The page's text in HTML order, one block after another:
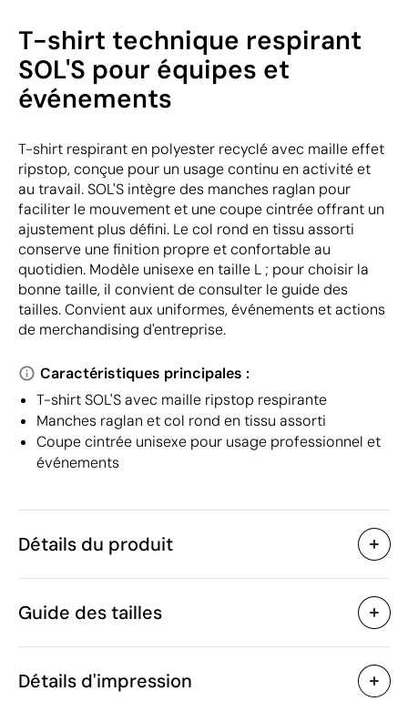
T-shirt technique respirant
SOL'S pour équipes et
événements
T-shirt respirant en polyester recyclé avec maille effet
ripstop, conçue pour un usage continu en activité et
au travail. SOL'S intègre des manches raglan pour
faciliter le mouvement et une coupe cintrée offrant un
ajustement plus défini. Le col rond en tissu assorti
conserve une finition propre et confortable au
quotidien. Modèle unisexe en taille L ; pour choisir la
bonne taille, il convient de consulter le guide des
tailles. Convient aux uniformes, événements et actions
de merchandising d'entreprise.
Caractéristiques principales :
T-shirt SOL'S avec maille ripstop respirante
Manches raglan et col rond en tissu assorti
Coupe cintrée unisexe pour usage professionnel et
événements
Détails du produit
Caractéristiques
Code du produit
Matière
Guide des tailles
Détails d'impression